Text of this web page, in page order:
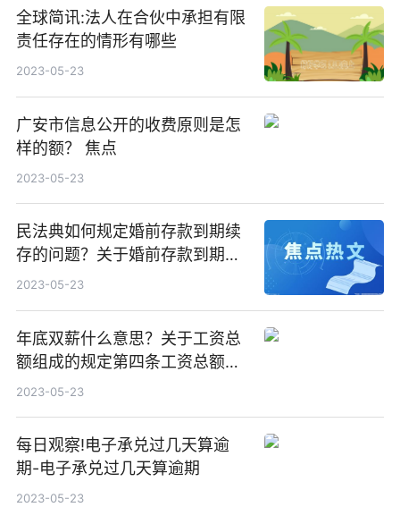
全球简讯:法人在合伙中承担有限
责任存在的情形有哪些
2023-05-23
广安市信息公开的收费原则是怎
样的额？ 焦点
2023-05-23
民法典如何规定婚前存款到期续
存的问题？关于婚前存款到期后
续存还是个人财产吗？
2023-05-23
年底双薪什么意思？关于工资总
额组成的规定第四条工资总额由
哪六个部分组成？
2023-05-23
每日观察!电子承兑过几天算逾
期-电子承兑过几天算逾期
2023-05-23